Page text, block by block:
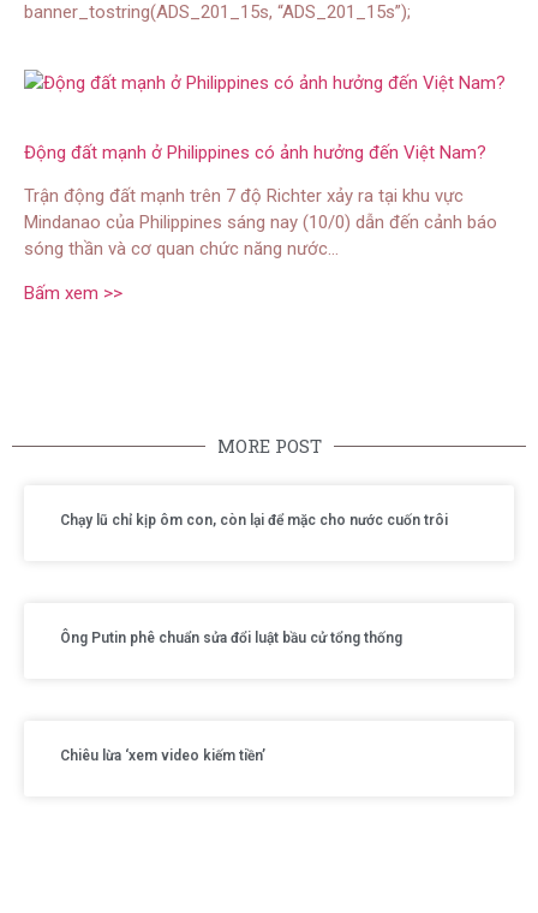
banner_tostring(ADS_201_15s, “ADS_201_15s”);
Động đất mạnh ở Philippines có ảnh hưởng đến Việt Nam?
Trận động đất mạnh trên 7 độ Richter xảy ra tại khu vực
Mindanao của Philippines sáng nay (10/0) dẫn đến cảnh báo
sóng thần và cơ quan chức năng nước…
Bấm xem >>
MORE POST
Chạy lũ chỉ kịp ôm con, còn lại để mặc cho nước cuốn trôi
Ông Putin phê chuẩn sửa đổi luật bầu cử tổng thống
Chiêu lừa ‘xem video kiếm tiền’